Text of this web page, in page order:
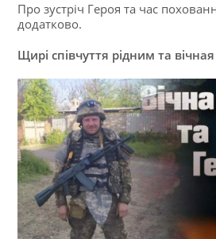
Про зустрiч Героя та час
додатково.
Щирі співчуття рідним та